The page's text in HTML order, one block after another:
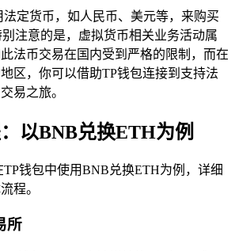
定货币，如人民币、美元等，来购买
注意的是，虚拟货币相关业务活动属
法币交易在国内受到严格的限制，而在
区，你可以借助TP钱包连接到支持法
易之旅。
以BNB兑换ETH为例
钱包中使用BNB兑换ETH为例，详细
程。
所